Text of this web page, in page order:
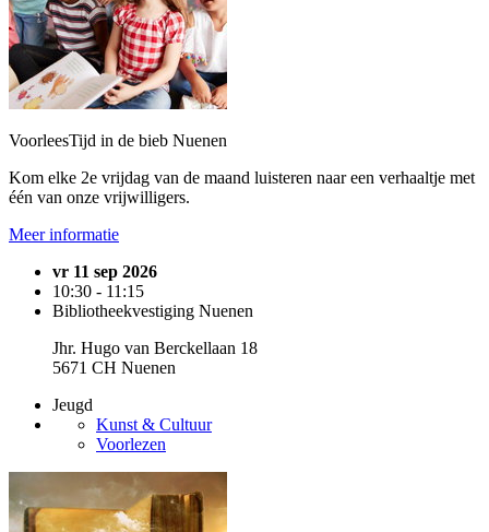
VoorleesTijd in de bieb Nuenen
Kom elke 2e vrijdag van de maand luisteren naar een verhaaltje met
één van onze vrijwilligers.
Meer informatie
vr 11 sep 2026
10:30 - 11:15
Bibliotheekvestiging Nuenen
Jhr. Hugo van Berckellaan 18
5671 CH Nuenen
Jeugd
Kunst & Cultuur
Voorlezen